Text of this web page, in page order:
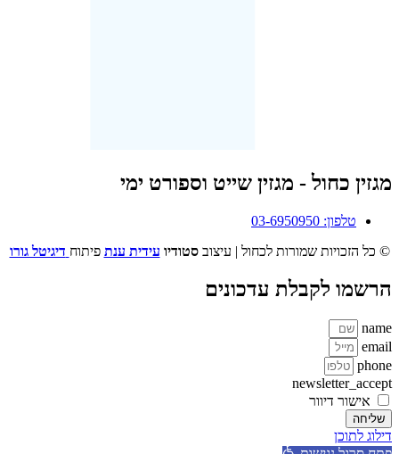
מגזין כחול - מגזין שייט וספורט ימי
טלפון: 03-6950950
© כל הזכויות שמורות לכחול | עיצובסטודיו עידית ענת פיתוח דיגיטל גורו
הרשמו לקבלת עדכונים
name
email
phone
newsletter_accept
אישור דיוור
שליחה
דילוג לתוכן